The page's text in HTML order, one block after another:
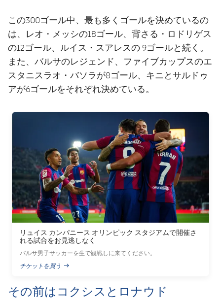
この300ゴール中、最も多くゴールを決めているの
は、レオ・メッシの18ゴール、背さる・ロドリゲス
の12ゴール、ルイス・スアレスの 9ゴールと続く。
また、バルサのレジェンド、ファイブカップスのエ
スタニスラオ・バソラが8ゴール、キニとサルドゥ
アが6ゴールをそれぞれ決めている。
FC Barcelona club badge
リュイス カンパニース オリンピック スタジアムで開催さ
れる試合をお見逃しなく
バルサ男子サッカーを生で観戦しに来てください。
チケットを買う
PUBLISHED NEWS
その前はコクシスとロナウド